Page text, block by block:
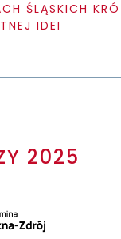
ŚLĄSKICH
IDEI
2025